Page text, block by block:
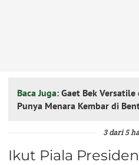
Baca Juga: Gaet Bek
Punya Menara Kembar di
3 dari 5
Ikut Piala